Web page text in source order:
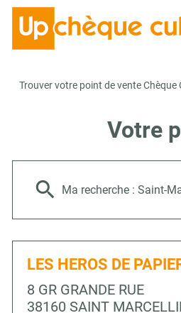
Trouver votre point de vente Chèque
Votre
Ma recherche : Saint-
LES HEROS DE
8 GR GRANDE RUE
38160 SAINT